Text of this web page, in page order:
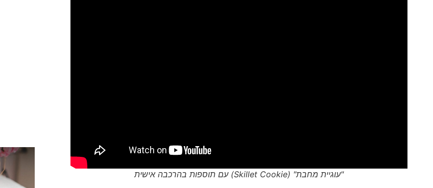
"עוגיית מחבת" (Skillet Cookie) עם תוספות בהרכבה אישית